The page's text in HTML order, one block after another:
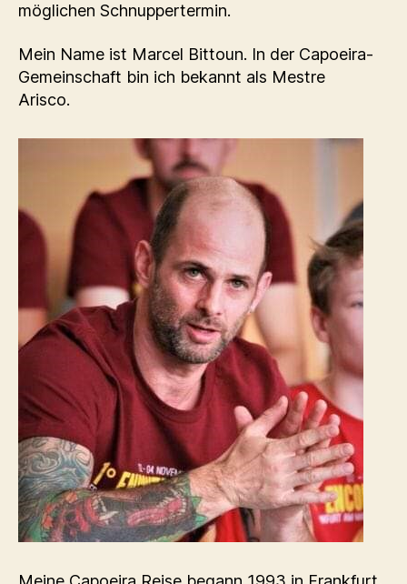
möglichen Schnuppertermin.
Mein Name ist Marcel Bittoun. In der Capoeira-
Gemeinschaft bin ich bekannt als Mestre
Arisco.